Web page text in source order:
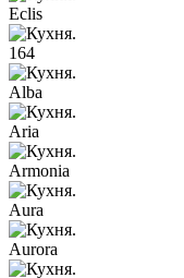
Eclis
164
Alba
Aria
Armonia
Aura
Aurora